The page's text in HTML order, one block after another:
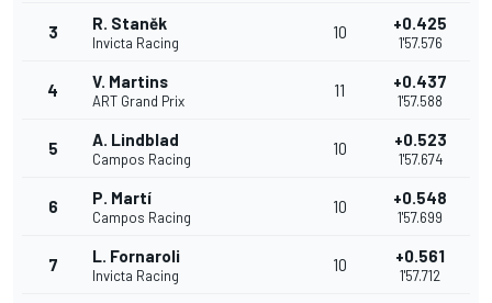
3 R. Staněk
Invicta Racing
10 +0.425
1'57.576
4 V. Martins
ART Grand Prix
11 +0.437
1'57.588
5 A. Lindblad
Campos Racing
10 +0.523
1'57.674
6 P. Martí
Campos Racing
10 +0.548
1'57.699
7 L. Fornaroli
Invicta Racing
10 +0.561
1'57.712